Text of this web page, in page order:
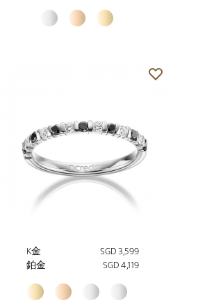
K金
SGD 3,599
鉑金
SGD 4,119